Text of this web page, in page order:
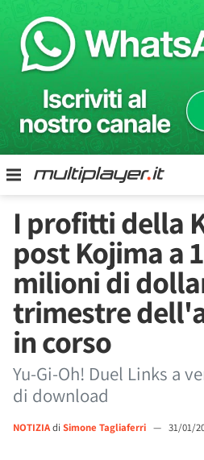
I profitti della
post Kojima a
milioni di
trimestre
in corso
Yu-Gi-Oh! Duel Links a
di download
NOTIZIAdi Simone Tagliaferri — 31/01/